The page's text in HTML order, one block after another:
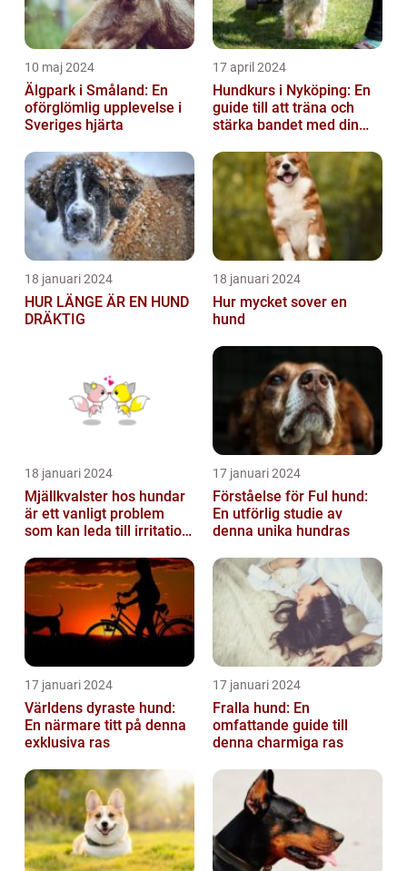
10 maj 2024
Älgpark i Småland: En
oförglömlig upplevelse i
Sveriges hjärta
17 april 2024
Hundkurs i Nyköping: En
guide till att träna och
stärka bandet med din
18 januari 2024
HUR LÄNGE ÄR EN HUND
DRÄKTIG
18 januari 2024
Hur mycket sover en
hund
18 januari 2024
Mjällkvalster hos hundar
är ett vanligt problem
som kan leda till irritation
hun...
17 januari 2024
Förståelse för Ful hund:
En utförlig studie av
denna unika hundras
17 januari 2024
Världens dyraste hund:
En närmare titt på denna
exklusiva ras
17 januari 2024
Fralla hund: En
omfattande guide till
denna charmiga ras